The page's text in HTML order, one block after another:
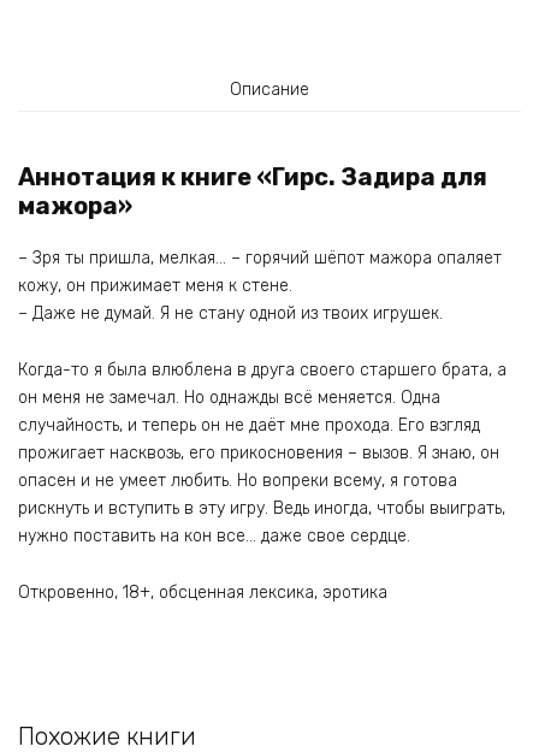
Описание
Аннотация к книге «Гирс. Задира для
мажора»
– Зря ты пришла, мелкая… – горячий шёпот мажора опаляет
кожу, он прижимает меня к стене.
– Даже не думай. Я не стану одной из твоих игрушек.
Когда-то я была влюблена в друга своего старшего брата, а
он меня не замечал. Но однажды всё меняется. Одна
случайность, и теперь он не даёт мне прохода. Его взгляд
прожигает насквозь, его прикосновения – вызов. Я знаю, он
опасен и не умеет любить. Но вопреки всему, я готова
рискнуть и вступить в эту игру. Ведь иногда, чтобы выиграть,
нужно поставить на кон все… даже свое сердце.
Откровенно, 18+, обсценная лексика, эротика
Похожие книги